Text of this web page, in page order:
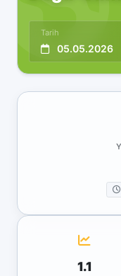
Tarih
05.05.2026
1.1